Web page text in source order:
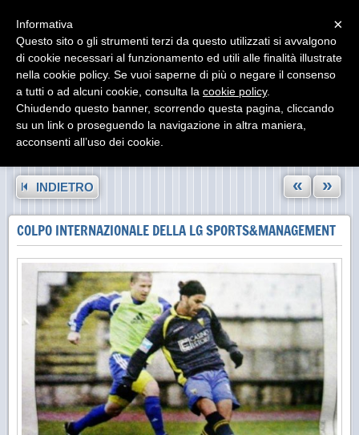
INDIETRO « »
COLPO INTERNAZIONALE DELLA LG SPORTS&MANAGEMENT
×
Informativa
Questo sito o gli strumenti terzi da questo utilizzati si avvalgono
di cookie necessari al funzionamento ed utili alle finalità illustrate
nella cookie policy. Se vuoi saperne di più o negare il consenso
a tutti o ad alcuni cookie, consulta la cookie policy.
Chiudendo questo banner, scorrendo questa pagina, cliccando
su un link o proseguendo la navigazione in altra maniera,
acconsenti all’uso dei cookie.